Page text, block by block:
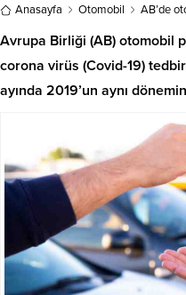
Anasayfa Otomobil AB’de
Avrupa Birliği (AB) otomobil
corona virüs (Covid-19)
ayında 2019’un aynı